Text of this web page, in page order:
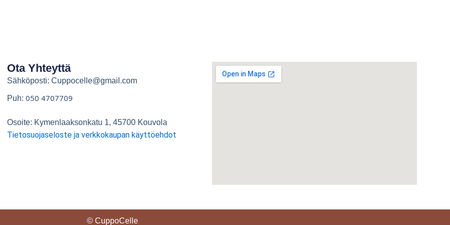
Ota Yhteyttä
Sähköposti: Cuppocelle@gmail.com
Puh: 050 4707709
Osoite: Kymenlaaksonkatu 1, 45700 Kouvola
Tietosuojaseloste ja verkkokaupan käyttöehdot
© CuppoCelle